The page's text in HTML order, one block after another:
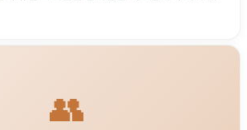
적 서사이다.
👥